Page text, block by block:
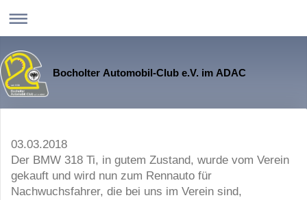
Bocholter Automobil-Club e.V. im ADAC
03.03.2018
Der BMW 318 Ti, in gutem Zustand, wurde vom Verein
gekauft und wird nun zum Rennauto für
Nachwuchsfahrer, die bei uns im Verein sind,